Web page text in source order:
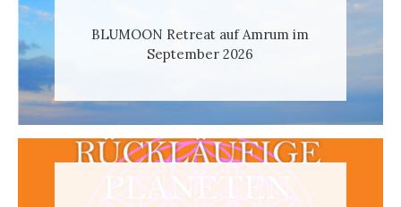
BLUMOON Retreat auf Amrum im
September 2026